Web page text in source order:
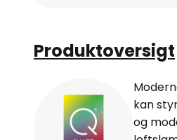
Produktoversigt
kan
og